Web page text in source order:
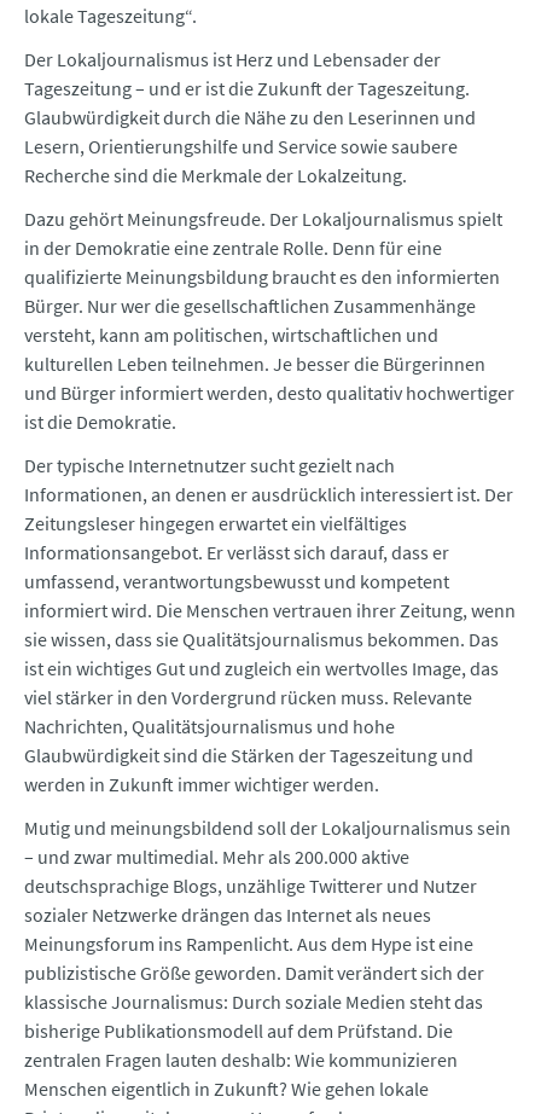
lokale Tageszeitung“.
Der Lokaljournalismus ist Herz und Lebensader der
Tageszeitung – und er ist die Zukunft der Tageszeitung.
Glaubwürdigkeit durch die Nähe zu den Leserinnen und
Lesern, Orientierungshilfe und Service sowie saubere
Recherche sind die Merkmale der Lokalzeitung.
Dazu gehört Meinungsfreude. Der Lokaljournalismus spielt
in der Demokratie eine zentrale Rolle. Denn für eine
qualifizierte Meinungsbildung braucht es den informierten
Bürger. Nur wer die gesellschaftlichen Zusammenhänge
versteht, kann am politischen, wirtschaftlichen und
kulturellen Leben teilnehmen. Je besser die Bürgerinnen
und Bürger informiert werden, desto qualitativ hochwertiger
ist die Demokratie.
Der typische Internetnutzer sucht gezielt nach
Informationen, an denen er ausdrücklich interessiert ist. Der
Zeitungsleser hingegen erwartet ein vielfältiges
Informationsangebot. Er verlässt sich darauf, dass er
umfassend, verantwortungsbewusst und kompetent
informiert wird. Die Menschen vertrauen ihrer Zeitung, wenn
sie wissen, dass sie Qualitätsjournalismus bekommen. Das
ist ein wichtiges Gut und zugleich ein wertvolles Image, das
viel stärker in den Vordergrund rücken muss. Relevante
Nachrichten, Qualitätsjournalismus und hohe
Glaubwürdigkeit sind die Stärken der Tageszeitung und
werden in Zukunft immer wichtiger werden.
Mutig und meinungsbildend soll der Lokaljournalismus sein
– und zwar multimedial. Mehr als 200.000 aktive
deutschsprachige Blogs, unzählige Twitterer und Nutzer
sozialer Netzwerke drängen das Internet als neues
Meinungsforum ins Rampenlicht. Aus dem Hype ist eine
publizistische Größe geworden. Damit verändert sich der
klassische Journalismus: Durch soziale Medien steht das
bisherige Publikationsmodell auf dem Prüfstand. Die
zentralen Fragen lauten deshalb: Wie kommunizieren
Menschen eigentlich in Zukunft? Wie gehen lokale